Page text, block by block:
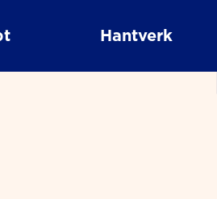
Hantverk